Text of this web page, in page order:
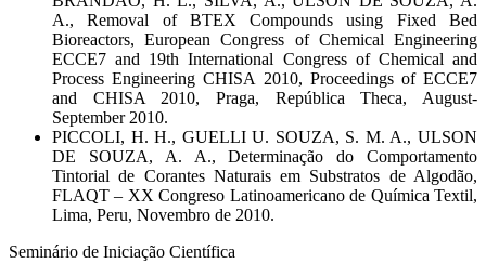
A., Removal of BTEX Compounds using Fixed Bed
Bioreactors, European Congress of Chemical Engineering
ECCE7 and 19th International Congress of Chemical and
Process Engineering CHISA 2010, Proceedings of ECCE7
and CHISA 2010, Praga, República Theca, August-
September 2010.
PICCOLI, H. H., GUELLI U. SOUZA, S. M. A., ULSON
DE SOUZA, A. A., Determinação do Comportamento
Tintorial de Corantes Naturais em Substratos de Algodão,
FLAQT – XX Congreso Latinoamericano de Química Textil,
Lima, Peru, Novembro de 2010.
Seminário de Iniciação Científica